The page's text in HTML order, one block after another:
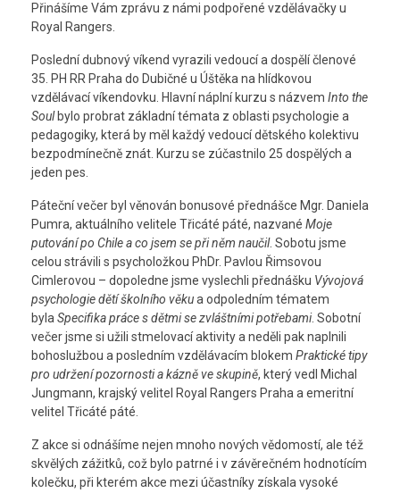
Přinášíme Vám zprávu z námi podpořené vzdělávačky u
Royal Rangers.
Poslední dubnový víkend vyrazili vedoucí a dospělí členové
35. PH RR Praha do Dubičné u Úštěka na hlídkovou
vzdělávací víkendovku. Hlavní náplní kurzu s názvem Into the
Soul bylo probrat základní témata z oblasti psychologie a
pedagogiky, která by měl každý vedoucí dětského kolektivu
bezpodmínečně znát. Kurzu se zúčastnilo 25 dospělých a
jeden pes.
Páteční večer byl věnován bonusové přednášce Mgr. Daniela
Pumra, aktuálního velitele Třicáté páté, nazvané Moje
putování po Chile a co jsem se při něm naučil. Sobotu jsme
celou strávili s psycholožkou PhDr. Pavlou Řimsovou
Cimlerovou – dopoledne jsme vyslechli přednášku Vývojová
psychologie dětí školního věkua odpoledním tématem
byla Specifika práce s dětmi se zvláštními potřebami. Sobotní
večer jsme si užili stmelovací aktivity a neděli pak naplnili
bohoslužbou a posledním vzdělávacím blokem Praktické tipy
pro udržení pozornosti a kázně ve skupině, který vedl Michal
Jungmann, krajský velitel Royal Rangers Praha a emeritní
velitel Třicáté páté.
Z akce si odnášíme nejen mnoho nových vědomostí, ale též
skvělých zážitků, což bylo patrné i v závěrečném hodnotícím
kolečku, při kterém akce mezi účastníky získala vysoké